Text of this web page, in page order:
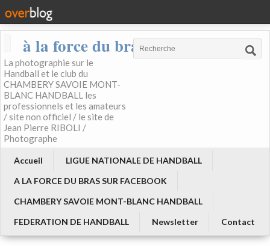
à la force du bras
La photographie sur le
Handball et le club du
CHAMBERY SAVOIE MONT-
BLANC HANDBALL les
professionnels et les amateurs
/ site non officiel / le site de
Jean Pierre RIBOLI /
Photographe
Accueil
LIGUE NATIONALE DE HANDBALL
A LA FORCE DU BRAS SUR FACEBOOK
CHAMBERY SAVOIE MONT-BLANC HANDBALL
FEDERATION DE HANDBALL
Newsletter Contact